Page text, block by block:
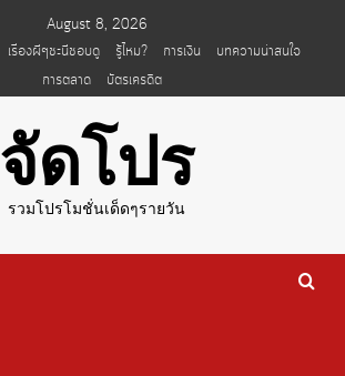
August 8, 2026
เรื่องผีๆชะนีชอบดู รู้ไหม? การเงิน
บทความน่าสนใจ
การตลาด
บัตรเครดิต
จัดโปร
รวมโปรโมชั่นเด็ดๆรายวัน